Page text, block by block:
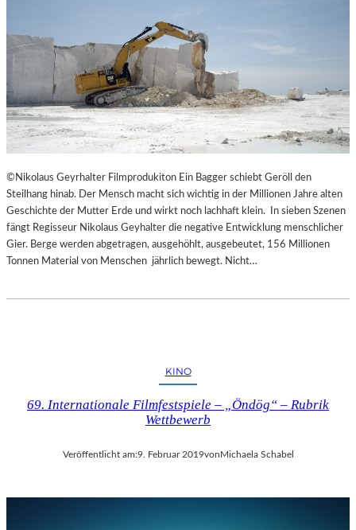
©Nikolaus Geyrhalter Filmprodukiton Ein Bagger schiebt Geröll den
Steilhang hinab. Der Mensch macht sich wichtig in der Millionen Jahre alten
Geschichte der Mutter Erde und wirkt noch lachhaft klein. In sieben Szenen
fängt Regisseur Nikolaus Geyhalter die negative Entwicklung menschlicher
Gier. Berge werden abgetragen, ausgehöhlt, ausgebeutet, 156 Millionen
Tonnen Material von Menschen jährlich bewegt. Nicht…
KINO
69. Internationale Filmfestspiele – „Öndög“ – Rubrik
Wettbewerb
Veröffentlicht am:9. Februar 2019vonMichaela Schabel